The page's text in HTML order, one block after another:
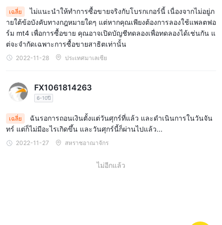
เฉลี่ย
ไม่แนะนำให้ทำการซื้อขายจริงกับโบรกเกอร์นี้ เนื่องจากไม่อยู่ภ
ายใต้ข้อบังคับทางกฎหมายใดๆ แต่หากคุณเพียงต้องการลองใช้แพลตฟอ
ร์ม mt4 เพื่อการซื้อขาย คุณอาจเปิดบัญชีทดลองเพื่อทดลองได้เช่นกัน แ
ต่จะจำกัดเฉพาะการซื้อขายสาธิตเท่านั้น
2022-11-28 ประเทศมาเลเซีย
FX1061814263
6-10ปี
เฉลี่ย
ฉันรอการถอนเงินตั้งแต่วันศุกร์ที่แล้ว และดำเนินการในวันจัน
ทร์ แต่ก็ไม่มีอะไรเกิดขึ้น และวันศุกร์นี้ก็ผ่านไปแล้ว...
2022-11-27 สหราชอาณาจักร
ไม่อีกแล้ว